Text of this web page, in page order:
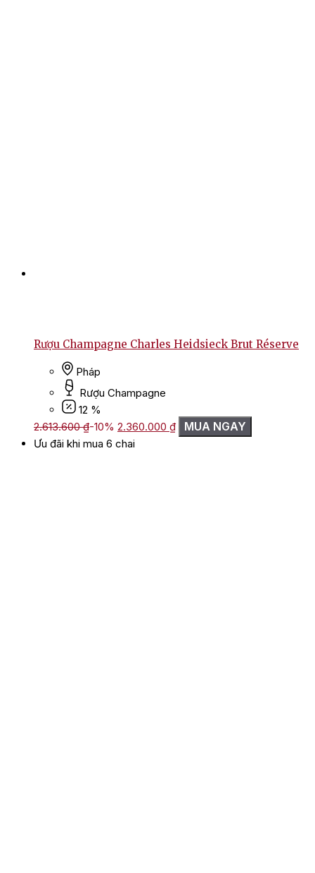
Rượu Champagne Charles Heidsieck Brut Réserve
Pháp
Rượu Champagne
12 %
2.613.600₫-10% Giá
gốc
là:
2.360.000 ₫Giá
hiện
MUA NGAY
Ưu đãi khi mua 6 chai